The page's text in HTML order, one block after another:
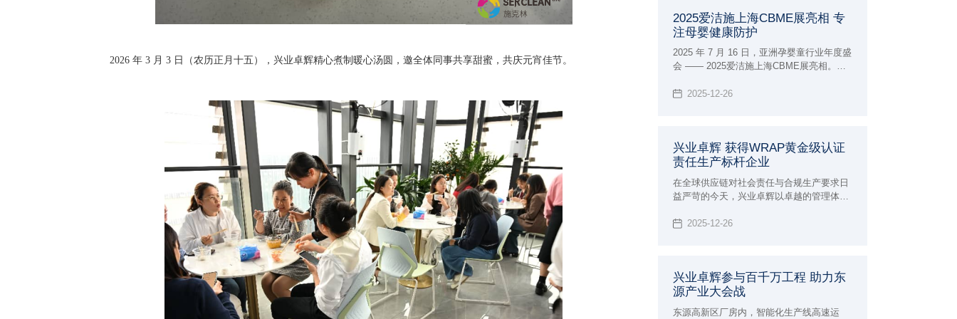
2026 年 3 月 3 日（农历正月十五），兴业卓辉精心煮制暖心汤圆，邀全体同事共享甜蜜，共庆元宵佳节。
2025爱洁施上海CBME展亮相 专
注母婴健康防护
2025 年 7 月 16 日，亚洲孕婴童行业年度盛
会 —— 2025爱洁施上海CBME展亮相。兴
1E38 展位，携全系列创新产品与行业前沿
2025-12-26
兴业卓辉 获得WRAP黄金级认证
责任生产标杆企业
在全球供应链对社会责任与合规生产要求日
益严苛的今天，兴业卓辉以卓越的管理体系
得了兴业卓辉 获得WRAP黄金级认证 责任
2025-12-26
兴业卓辉参与百千万工程 助力东
源产业大会战
东源高新区厂房内，智能化生产线高速运